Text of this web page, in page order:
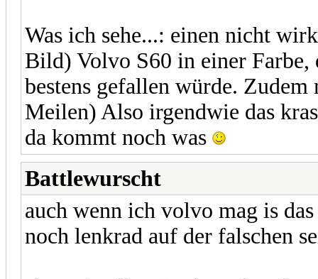
Was ich sehe...: einen nicht
Bild) Volvo S60 in einer
bestens gefallen würde.
Meilen) Also irgendwie das
da kommt noch was
Battlewurscht
auch wenn ich volvo mag is
noch lenkrad auf der falschen